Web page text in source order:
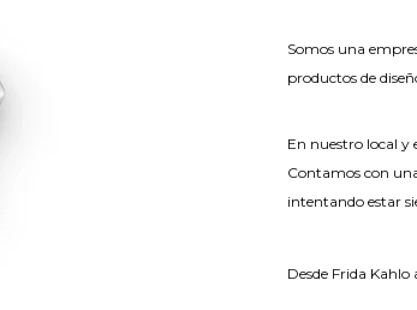
Somos una
productos de
En nuestro local y
Contamos con
intentando estar
Desde Frida Kahlo